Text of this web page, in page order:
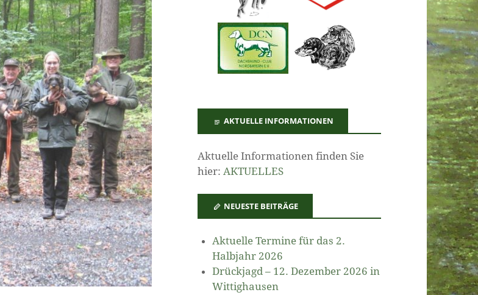
AKTUELLE INFORMATIONEN
Aktuelle Informationen finden Sie
hier: AKTUELLES
NEUESTE BEITRÄGE
Aktuelle Termine für das 2.
Halbjahr 2026
Drückjagd – 12. Dezember 2026 in
Wittighausen